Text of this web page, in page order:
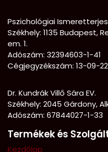
Pszichológiai
Székhely: 1135 Budapest,
em. 1.
Adószám: 32394603-1-41
Cégjegyzékszám: 13-09-
Dr. Kundrák Villő Sára EV.
Székhely: 2045 Gárdony,
Adószám: 67844027-1-33
Termékek és
Kezdőlap